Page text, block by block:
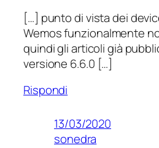
[…] punto di vista dei
Wemos funzionalmente
quindi gli articoli già
versione 6.6.0 […]
Rispondi
13/03/2020
sonedra